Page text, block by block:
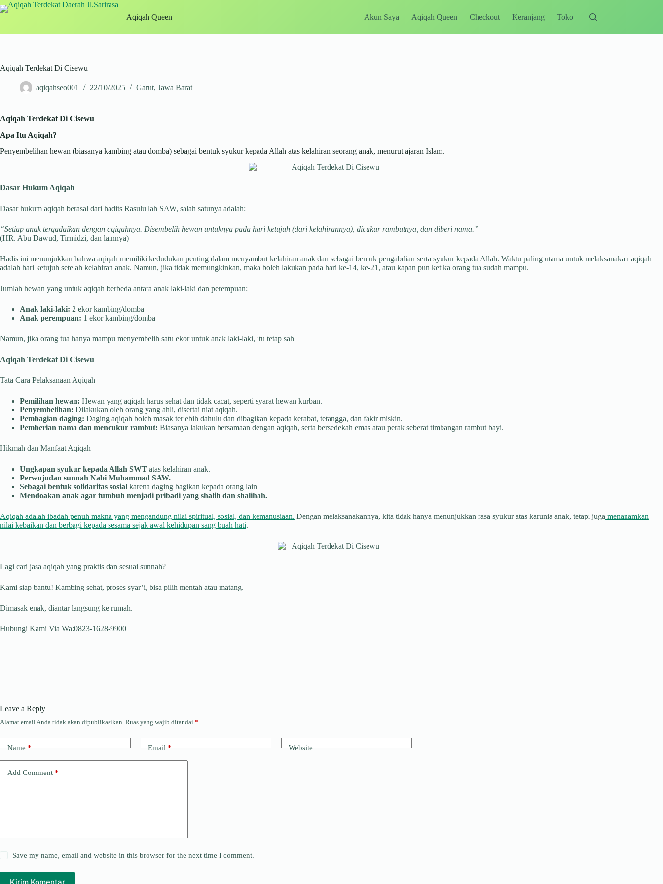
Skip
to
Aqiqah Queen Akun Saya Aqiqah Queen Checkout Keranjang Toko
Aqiqah Terdekat Di Cisewu
aqiqahseo001 22/10/2025 Garut, Jawa Barat
Aqiqah Terdekat Di Cisewu
Apa Itu Aqiqah?
Penyembelihan hewan (biasanya kambing atau domba) sebagai bentuk syukur kepada Allah atas kelahiran seorang anak, menurut ajaran Islam.
Dasar Hukum Aqiqah
Dasar hukum aqiqah berasal dari hadits Rasulullah SAW, salah satunya adalah:
“Setiap anak tergadaikan dengan aqiqahnya. Disembelih hewan untuknya pada hari ketujuh (dari kelahirannya), dicukur rambutnya, dan diberi nama.”
(HR. Abu Dawud, Tirmidzi, dan lainnya)
Hadis ini menunjukkan bahwa aqiqah memiliki kedudukan penting dalam menyambut kelahiran anak dan sebagai bentuk pengabdian serta syukur kepada Allah. Waktu paling utama untuk melaksanakan aqiqah
adalah hari ketujuh setelah kelahiran anak. Namun, jika tidak memungkinkan, maka boleh lakukan pada hari ke-14, ke-21, atau kapan pun ketika orang tua sudah mampu.
Jumlah hewan yang untuk aqiqah berbeda antara anak laki-laki dan perempuan:
Anak laki-laki: 2 ekor kambing/domba
Anak perempuan: 1 ekor kambing/domba
Namun, jika orang tua hanya mampu menyembelih satu ekor untuk anak laki-laki, itu tetap sah
Aqiqah Terdekat Di Cisewu
Tata Cara Pelaksanaan Aqiqah
Pemilihan hewan: Hewan yang aqiqah harus sehat dan tidak cacat, seperti syarat hewan kurban.
Penyembelihan: Dilakukan oleh orang yang ahli, disertai niat aqiqah.
Pembagian daging: Daging aqiqah boleh masak terlebih dahulu dan dibagikan kepada kerabat, tetangga, dan fakir miskin.
Pemberian nama dan mencukur rambut: Biasanya lakukan bersamaan dengan aqiqah, serta bersedekah emas atau perak seberat timbangan rambut bayi.
Hikmah dan Manfaat Aqiqah
Ungkapan syukur kepada Allah SWT atas kelahiran anak.
Perwujudan sunnah Nabi Muhammad SAW.
Sebagai bentuk solidaritas sosial karena daging bagikan kepada orang lain.
Mendoakan anak agar tumbuh menjadi pribadi yang shalih dan shalihah.
Aqiqah adalah ibadah penuh makna yang mengandung nilai spiritual, sosial, dan kemanusiaan. Dengan melaksanakannya, kita tidak hanya menunjukkan rasa syukur atas karunia anak, tetapi juga menanamkan
nilai kebaikan dan berbagi kepada sesama sejak awal kehidupan sang buah hati.
Lagi cari jasa aqiqah yang praktis dan sesuai sunnah?
Kami siap bantu! Kambing sehat, proses syar’i, bisa pilih mentah atau matang.
Dimasak enak, diantar langsung ke rumah.
Hubungi Kami Via Wa:0823-1628-9900
Leave a Reply
Alamat email Anda tidak akan dipublikasikan. Ruas yang wajib ditandai *
Name* Email* Website
Add Comment *
Save my name, email and website in this browser for the next time I comment.
Kirim Komentar